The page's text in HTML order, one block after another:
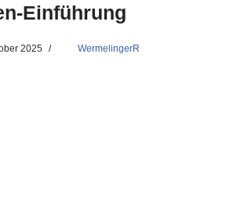
Einführung
2025 WermelingerR